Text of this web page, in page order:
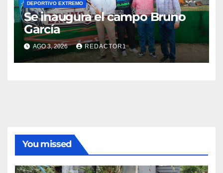
DEPORTIVO EXTREMO
Se inaugura el campo Bruno
García
AGO 3, 2026 REDACTOR1
You missed